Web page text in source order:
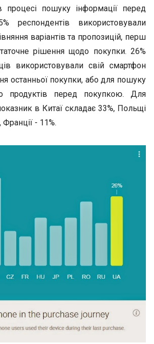
пошуку інформації перед
респондентів використовували
варіантів та пропозицій, перш
рішення щодо покупки. 26%
використовували свій смартфон
останньої покупки, або для пошуку
продуктів перед покупкою. Для
в Китаї складає 33%, Польщі
Франції - 11%.